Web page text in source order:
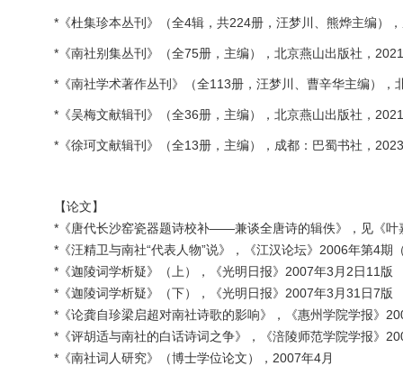
*《杜集珍本丛刊》（全4辑，共224册，汪梦川、熊烨主编）
*《南社别集丛刊》（全75册，主编），北京燕山出版社，
*《南社学术著作丛刊》（全113册，汪梦川、曹辛华主编），
*《吴梅文献辑刊》（全36册，主编），北京燕山出版社，
*《徐珂文献辑刊》（全13册，主编），成都：巴蜀书社，
【论文】
*《唐代长沙窑瓷器题诗校补——兼谈全唐诗的辑佚》，见《
*《汪精卫与南社“代表人物”说》，《江汉论坛》2006年第4
*《迦陵词学析疑》（上），《光明日报》2007年3月2日11版
*《迦陵词学析疑》（下），《光明日报》2007年3月31日7版
*《论龚自珍梁启超对南社诗歌的影响》，《惠州学院学报》
*《评胡适与南社的白话诗词之争》，《涪陵师范学院学报》
*《南社词人研究》（博士学位论文），2007年4月